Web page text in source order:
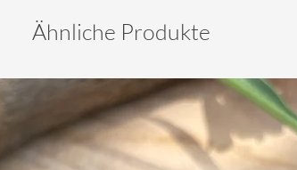
Ähnliche Produkte